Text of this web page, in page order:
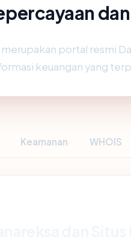
portal resmi
keuangan yang
Keamanan WHOIS